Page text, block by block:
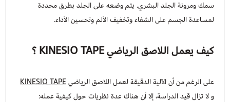
X-ray
Students Training & Instruments
سمك ومرونة الجلد البشري. يتم وضعه على الجلد بطرق محددة
لمساعدة الجسم على الشفاء وتخفيف الألم وتحسين الأداء.
كيف يعملاللاصق الرياضي KINESIO TAPE ؟
على الرغم من أن الآلية الدقيقة لعمل اللاصق الرياضيKINESIO TAPE
و لا تزال قيد الدراسة، إلا أن هناك عدة نظريات حول كيفية عمله: